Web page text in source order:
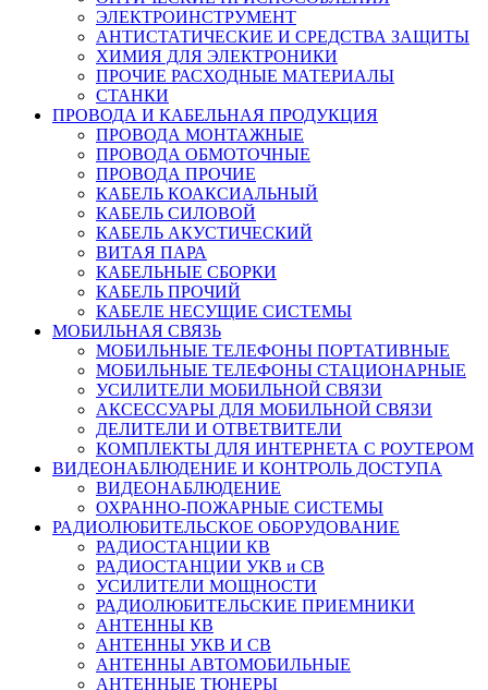
ЭЛЕКТРОИНСТРУМЕНТ
АНТИСТАТИЧЕСКИЕ И СРЕДСТВА ЗАЩИТЫ
ХИМИЯ ДЛЯ ЭЛЕКТРОНИКИ
ПРОЧИЕ РАСХОДНЫЕ МАТЕРИАЛЫ
СТАНКИ
ПРОВОДА И КАБЕЛЬНАЯ ПРОДУКЦИЯ
ПРОВОДА МОНТАЖНЫЕ
ПРОВОДА ОБМОТОЧНЫЕ
ПРОВОДА ПРОЧИЕ
КАБЕЛЬ КОАКСИАЛЬНЫЙ
КАБЕЛЬ СИЛОВОЙ
КАБЕЛЬ АКУСТИЧЕСКИЙ
ВИТАЯ ПАРА
КАБЕЛЬНЫЕ СБОРКИ
КАБЕЛЬ ПРОЧИЙ
КАБЕЛЕ НЕСУЩИЕ СИСТЕМЫ
МОБИЛЬНАЯ СВЯЗЬ
МОБИЛЬНЫЕ ТЕЛЕФОНЫ ПОРТАТИВНЫЕ
МОБИЛЬНЫЕ ТЕЛЕФОНЫ СТАЦИОНАРНЫЕ
УСИЛИТЕЛИ МОБИЛЬНОЙ СВЯЗИ
АКСЕССУАРЫ ДЛЯ МОБИЛЬНОЙ СВЯЗИ
ДЕЛИТЕЛИ И ОТВЕТВИТЕЛИ
КОМПЛЕКТЫ ДЛЯ ИНТЕРНЕТА С РОУТЕРОМ
ВИДЕОНАБЛЮДЕНИЕ И КОНТРОЛЬ ДОСТУПА
ВИДЕОНАБЛЮДЕНИЕ
ОХРАННО-ПОЖАРНЫЕ СИСТЕМЫ
РАДИОЛЮБИТЕЛЬСКОЕ ОБОРУДОВАНИЕ
РАДИОСТАНЦИИ КВ
РАДИОСТАНЦИИ УКВ и СВ
УСИЛИТЕЛИ МОЩНОСТИ
РАДИОЛЮБИТЕЛЬСКИЕ ПРИЕМНИКИ
АНТЕННЫ КВ
АНТЕННЫ УКВ И СВ
АНТЕННЫ АВТОМОБИЛЬНЫЕ
АНТЕННЫЕ ТЮНЕРЫ